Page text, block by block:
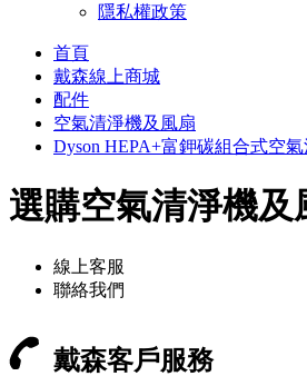
隱私權政策
首頁
戴森線上商城
配件
空氣清淨機及風扇
Dyson HEPA+富鉀碳組合式空
選購空氣清淨機及
線上客服
聯絡我們
戴森客戶服務